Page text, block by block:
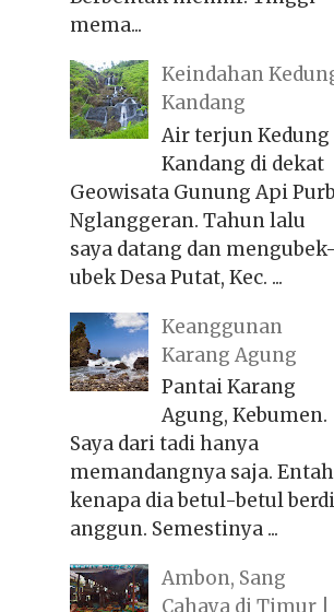
mema...
Keindahan
Kandang
Air terjun Kedung
Kandang di dekat
Geowisata Gunung Api
Nglanggeran. Tahun lalu
saya datang dan mengubek-
ubek Desa Putat, Kec. ...
Keanggunan
Karang Agung
Pantai Karang
Agung, Kebumen.
Saya dari tadi hanya
memandangnya saja. Entah
kenapa dia betul-betul
anggun. Semestinya ...
Ambon, Sang
Cahaya di Timur |